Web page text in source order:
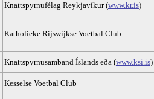
Knattspyrnufélag Reykjavíkur (www.kr.is)
Katholieke Rijswijkse Voetbal Club
Knattspyrnusamband Íslands eða (www.ksi.is)
Kesselse Voetbal Club